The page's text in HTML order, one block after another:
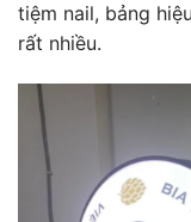
tiệm nail, bảng
rất nhiều.